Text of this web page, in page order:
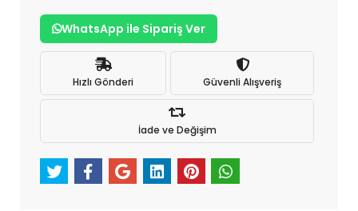
WhatsApp ile Sipariş Ver
Hızlı Gönderi Güvenli Alışveriş
İade ve Değişim